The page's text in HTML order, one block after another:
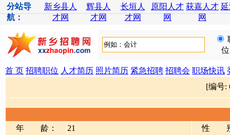
分站导
航：
新乡县人
才网
辉县人
才网
长垣人
才网
原阳人才
网
获嘉人才
网
位
首 页 招聘职位 人才简历 照片简历 紧急招聘 招聘会 职场快讯
[编号:
年 龄： 21
性